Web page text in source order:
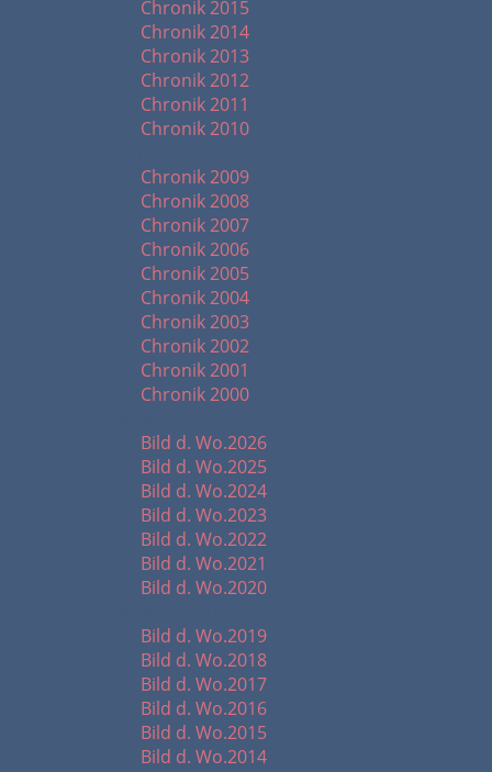
Chronik 2015
Chronik 2014
Chronik 2013
Chronik 2012
Chronik 2011
Chronik 2010
Chronik 2009
Chronik 2008
Chronik 2007
Chronik 2006
Chronik 2005
Chronik 2004
Chronik 2003
Chronik 2002
Chronik 2001
Chronik 2000
Bild d. Wo.2026
Bild d. Wo.2025
Bild d. Wo.2024
Bild d. Wo.2023
Bild d. Wo.2022
Bild d. Wo.2021
Bild d. Wo.2020
Bild d. Wo.2019
Bild d. Wo.2018
Bild d. Wo.2017
Bild d. Wo.2016
Bild d. Wo.2015
Bild d. Wo.2014